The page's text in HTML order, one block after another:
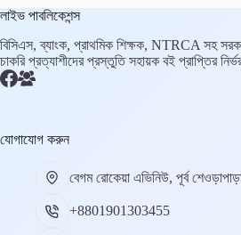
লাইভ পাবলিকেশন্স
বিসিএস, ব্যাংক, প্রাথমিক শিক্ষক, NTRCA সহ
চাকরি প্রত্যাশীদের প্রস্তুতি সহায়ক বই প্রাপ্তির
যোগাযোগ করুন
বেগম রোকেয়া এভিনিউ, পূর্ব
+8801901303455